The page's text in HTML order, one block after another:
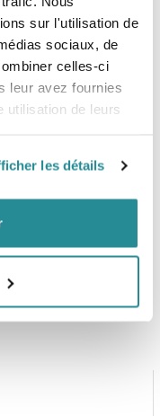
sur l'utilisation de
sociaux, de
celles-ci
leur avez fournies
utilisation de leurs
les détails